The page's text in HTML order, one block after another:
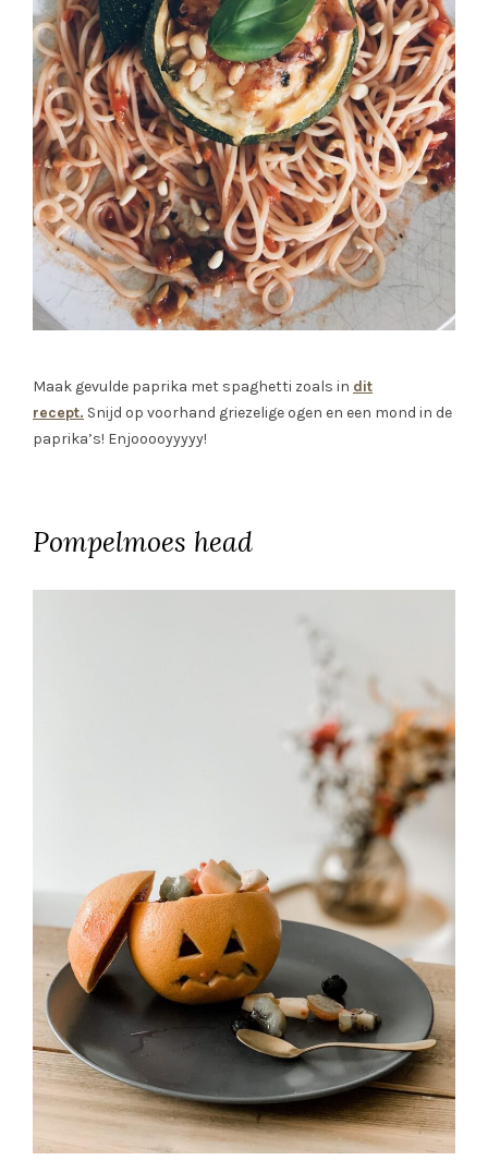
Maak gevulde paprika met spaghetti zoals in dit
recept. Snijd op voorhand griezelige ogen en een mond in de
paprika’s! Enjooooyyyyy!
Pompelmoes head